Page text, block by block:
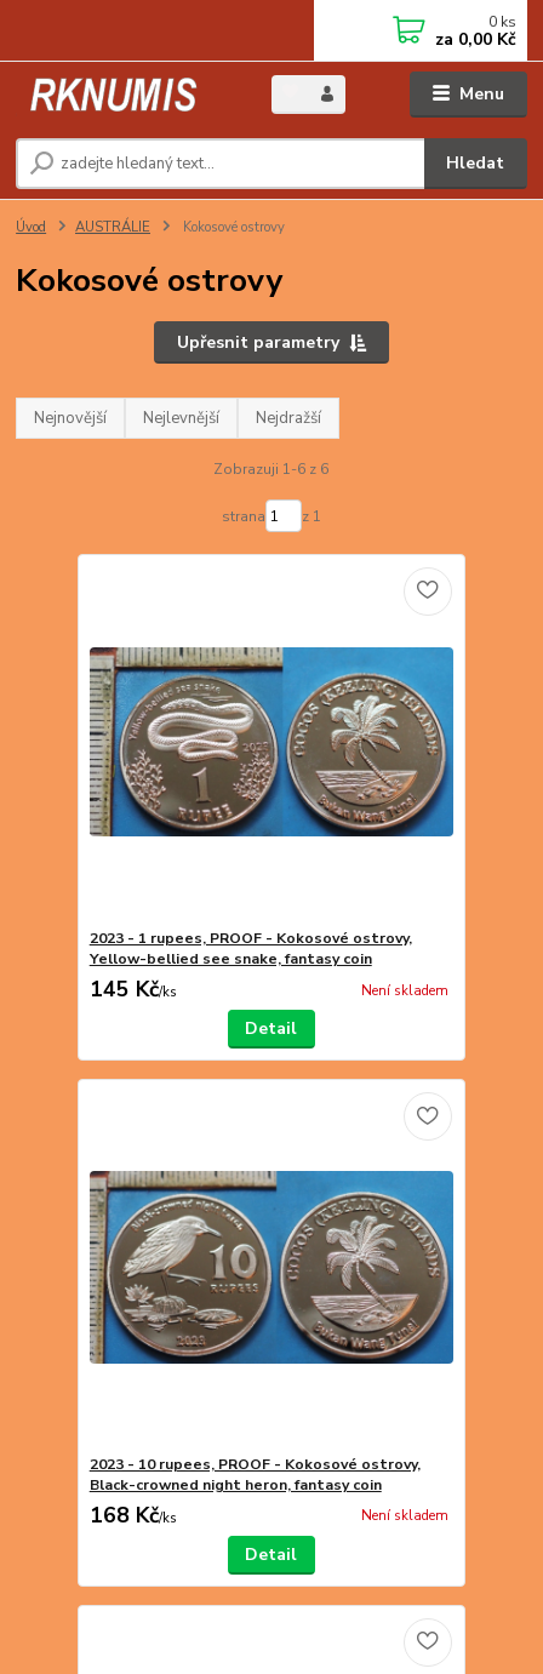
Menu
Hledat
0 ks
za 0,00 Kč
Úvod AUSTRÁLIE Kokosové ostrovy
Kokosové ostrovy
Upřesnit parametry
Nejnovější Nejlevnější Nejdražší
Zobrazuji 1-6 z 6
strana z 1
2023 - 1 rupees, PROOF - Kokosové ostrovy,
Yellow-bellied see snake, fantasy coin
145 Kč/ks Není skladem
Detail
2023 - 10 rupees, PROOF - Kokosové ostrovy,
Black-crowned night heron, fantasy coin
168 Kč/ks Není skladem
Detail